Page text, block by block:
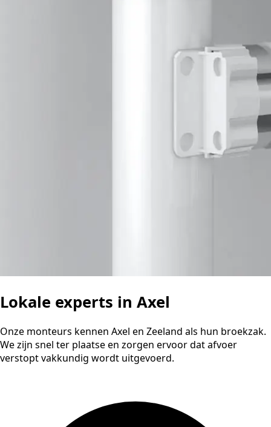
Lokale experts in Axel
Onze monteurs kennen Axel en Zeeland als hun broekzak.
We zijn snel ter plaatse en zorgen ervoor dat afvoer
verstopt vakkundig wordt uitgevoerd.